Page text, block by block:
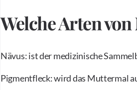
Welche Arten
Nävus: ist der medizinische
Pigmentfleck: wird das Muttermal